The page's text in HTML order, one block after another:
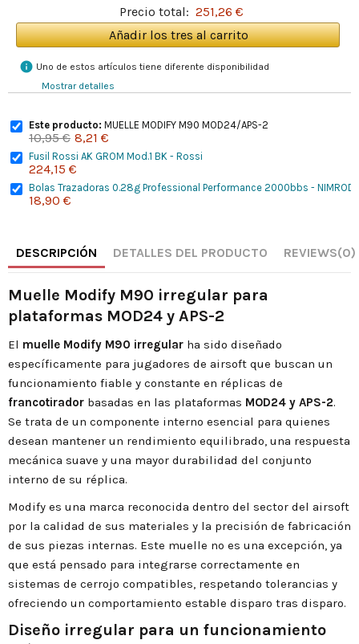
Precio total: 251,26 €
Añadir los tres al carrito
info Uno de estos artículos tiene diferente disponibilidad
Mostrar detalles
Este producto: MUELLE MODIFY M90 MOD24/APS-2
10,95 € 8,21 €
Fusil Rossi AK GROM Mod.1 BK - Rossi
224,15 €
Bolas Trazadoras 0.28g Professional Performance 2000bbs - NIMROD
18,90 €
DESCRIPCIÓN DETALLES DEL PRODUCTO REVIEWS(0)
Muelle Modify M90 irregular para
plataformas MOD24 y APS-2
El muelle Modify M90 irregular ha sido diseñado
específicamente para jugadores de airsoft que buscan un
funcionamiento fiable y constante en réplicas de
francotirador basadas en las plataformas MOD24 y APS-2.
Se trata de un componente interno esencial para quienes
desean mantener un rendimiento equilibrado, una respuesta
mecánica suave y una mayor durabilidad del conjunto
interno de su réplica.
Modify es una marca reconocida dentro del sector del airsoft
por la calidad de sus materiales y la precisión de fabricación
de sus piezas internas. Este muelle no es una excepción, ya
que está pensado para integrarse correctamente en
sistemas de cerrojo compatibles, respetando tolerancias y
ofreciendo un comportamiento estable disparo tras disparo.
Diseño irregular para un funcionamiento